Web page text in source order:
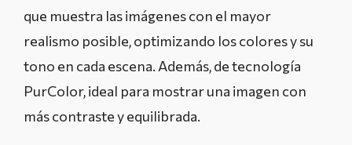
que muestra las imágenes con el mayor
realismo posible, optimizando los colores y su
tono en cada escena. Además, de tecnología
PurColor, ideal para mostrar una imagen con
más contraste y equilibrada.